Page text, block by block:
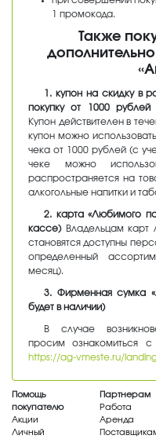
1 промокода.
Также
1. купон на скидку в
покупку от 1000
Купон действителен в
купон можно
чека от 1000 рублей (с
чеке можно
распространяется на
алкогольные напитки и
2. карта «Любимого
кассе)Владельцам карт
становятся доступны
определенный
месяц).
3. Фирменная сумка
будет в наличии)
В случае
просим ознакомиться
https://ag-vmeste.ru/
Помощь
покупателю
Акции
Личный
Партнерам
Работа
Аренда